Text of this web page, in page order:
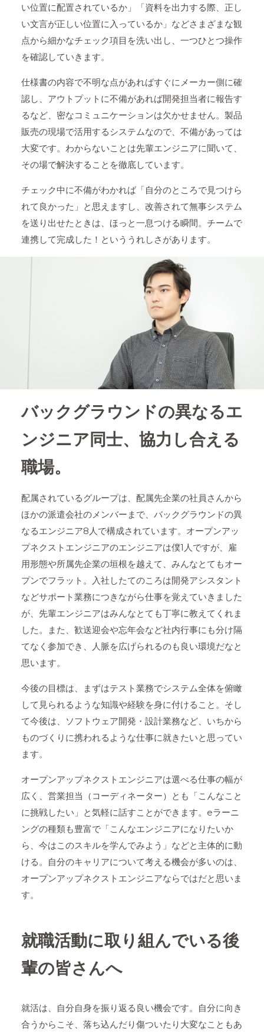
い位置に配置されているか」「資料を出力する際、正し
い文言が正しい位置に入っているか」などさまざまな観
点から細かなチェック項目を洗い出し、一つひとつ操作
を確認していきます。
仕様書の内容で不明な点があればすぐにメーカー側に確
認し、アウトプットに不備があれば開発担当者に報告す
るなど、密なコミュニケーションは欠かせません。製品
販売の現場で活用するシステムなので、不備があっては
大変です。わからないことは先輩エンジニアに聞いて、
その場で解決することを徹底しています。
チェック中に不備がわかれば「自分のところで見つけら
れて良かった」と思えますし、改善されて無事システム
を送り出せたときは、ほっと一息つける瞬間。チームで
連携して完成した！といううれしさがあります。
バックグラウンドの異なるエ
ンジニア同士、協力し合える
職場。
配属されているグループは、配属先企業の社員さんから
ほかの派遣会社のメンバーまで、バックグラウンドの異
なるエンジニア8人で構成されています。オープンアッ
プネクストエンジニアのエンジニアは僕1人ですが、雇
用形態や所属先企業の垣根を越えて、みんなとてもオー
プンでフラット。入社したてのころは開発アシスタント
などサポート業務につきながら仕事を覚えていきました
が、先輩エンジニアはみんなとても丁寧に教えてくれま
した。また、歓送迎会や忘年会など社内行事にも分け隔
てなく参加でき、人脈を広げられるのも良い環境だなと
思います。
今後の目標は、まずはテスト業務でシステム全体を俯瞰
して見られるような知識や経験を身に付けること。そし
て今後は、ソフトウェア開発・設計業務など、いちから
ものづくりに携われるような仕事に就きたいと思ってい
ます。
オープンアップネクストエンジニアは選べる仕事の幅が
広く、営業担当（コーディネーター）とも「こんなこと
に挑戦したい」と気軽に話すことができます。eラーニ
ングの種類も豊富で「こんなエンジニアになりたいか
ら、今はこのスキルを学んでみよう」などと主体的に動
ける。自分のキャリアについて考える機会が多いのは、
オープンアップネクストエンジニアならではだと思いま
す。
就職活動に取り組んでいる後
輩の皆さんへ
就活は、自分自身を振り返る良い機会です。自分に向き
合うからこそ、落ち込んだり傷ついたり大変なこともあ